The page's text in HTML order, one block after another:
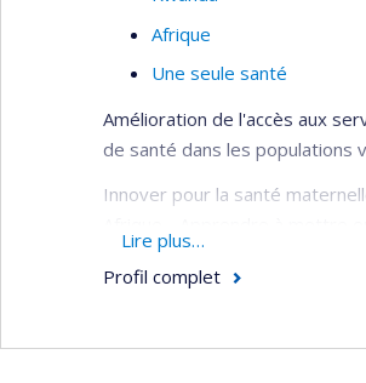
Afrique
Une seule santé
Amélioration de l'accès aux
de santé dans les populations
Innover pour la santé
de santé primaires intégrés,
communauté et axés sur la
Lire plus…
Profil complet